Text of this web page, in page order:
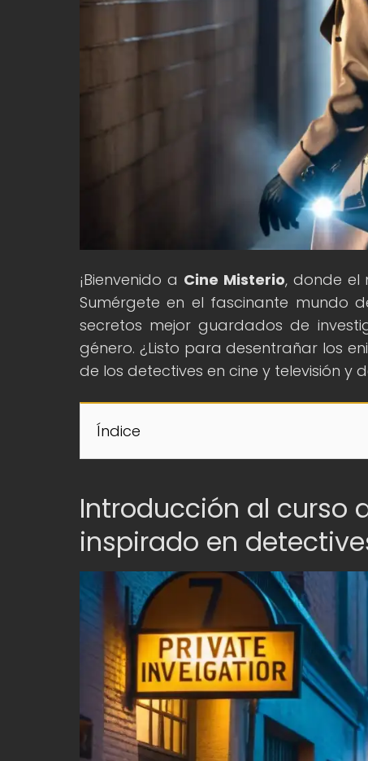
¡Bienvenido a Cine Misterio, donde el
Sumérgete en el fascinante mundo
secretos mejor guardados de
género. ¿Listo para desentrañar los
de los detectives en cine y televisión
Índice
Introducción al curso
inspirado en